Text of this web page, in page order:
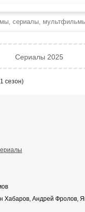
Сериалы 2025
сезон)
Хабаров, Андрей Фролов,